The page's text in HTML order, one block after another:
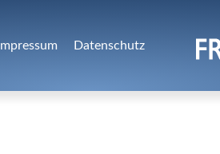
Impressum Datenschutz